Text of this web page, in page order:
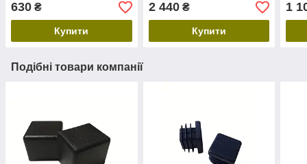
630 ₴
Купити
шкільних меблів
2 440₴
Купити
1
Подібні товари компанії